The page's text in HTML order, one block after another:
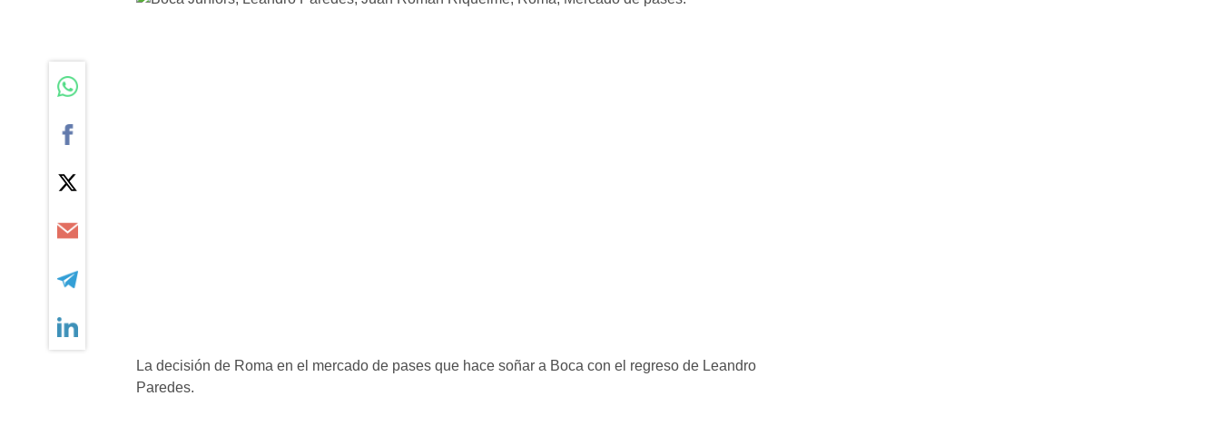
La decisión de Roma en el mercado de pases que hace soñar a Boca con el regreso de Leandro
Paredes.